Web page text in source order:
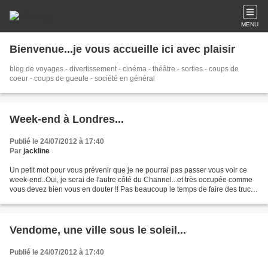
MENU
Bienvenue...je vous accueille ici avec plaisir
blog de voyages - divertissement - cinéma - théâtre - sorties - coups de
coeur - coups de gueule - société en général
Week-end à Londres...
Publié le 24/07/2012 à 17:40
Par jackline
Un petit mot pour vous prévenir que je ne pourrai pas passer vous voir ce
week-end..Oui, je serai de l'autre côté du Channel...et très occupée comme
vous devez bien vous en douter !! Pas beaucoup le temps de faire des trucs
Vendome, une ville sous le soleil...
Publié le 24/07/2012 à 17:40